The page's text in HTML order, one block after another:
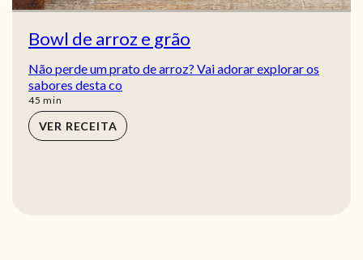
Bowl de arroz e grão
Não perde um prato de arroz? Vai adorar explorar os
sabores desta co
45 min
min
VER RECEITA